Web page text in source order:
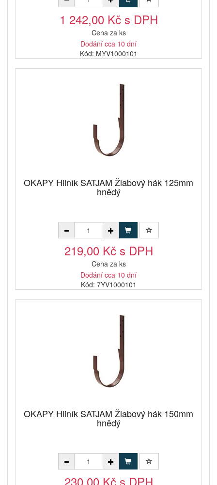
1 242,00 Kč s DPH
Cena za ks
Dodání cca 10 dní
Kód: MYV1000101
OKAPY Hliník SATJAM Žlabový hák 125mm
hnědý
219,00 Kč s DPH
Cena za ks
Dodání cca 10 dní
Kód: 7YV1000101
OKAPY Hliník SATJAM Žlabový hák 150mm
hnědý
230,00 Kč s DPH